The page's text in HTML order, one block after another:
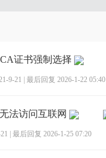
证书强制选择
9-21 最后回复 2026-1-22 05:40
法访问互联网
最后回复 2026-1-25 07:20